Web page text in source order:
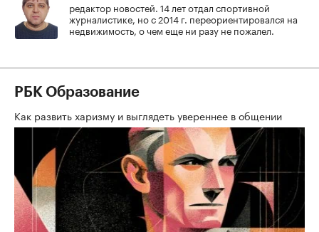
редактор новостей. 14 лет отдал спортивной
журналистике, но с 2014 г. переориентировался на
недвижимость, о чем еще ни разу не пожалел.
РБК Образование
Как развить харизму и выглядеть увереннее в общении